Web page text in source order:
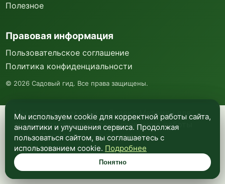
Мы используем куки и Яндекс Метрику для
анализа посещаемости и улучшения работы
сайта. Подробнее —в политике
конфиденциальности.
Понятно
Полезное
Правовая информация
Пользовательское соглашение
Политика конфиденциальности
© 2026 Садовый гид. Все права защищены.
Мы используем cookie для корректной работы сайта,
аналитики и улучшения сервиса. Продолжая
пользоваться сайтом, вы соглашаетесь с
использованием cookie. Подробнее
Понятно